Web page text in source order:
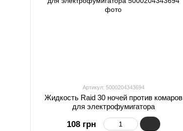
Артикул: 5000204343694
Жидкость Raid 30 ночей против комаров
для электрофумигатора
108 грн